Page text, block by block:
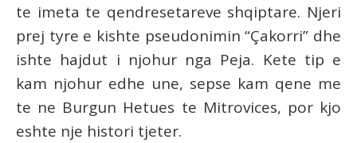
te imeta te qendresetareve shqiptare. Njeri
prej tyre e kishte pseudonimin “Çakorri” dhe
ishte hajdut i njohur nga Peja. Kete tip e
kam njohur edhe une, sepse kam qene me
te ne Burgun Hetues te Mitrovices, por kjo
eshte nje histori tjeter.